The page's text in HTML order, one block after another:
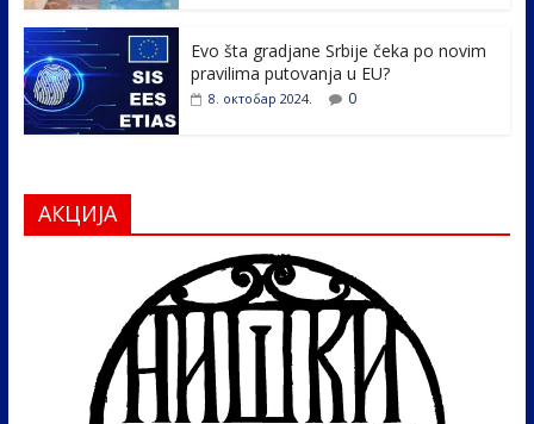
Evo šta gradjane Srbije čeka po novim
pravilima putovanja u EU?
8. октобар 2024. 0
АКЦИЈА